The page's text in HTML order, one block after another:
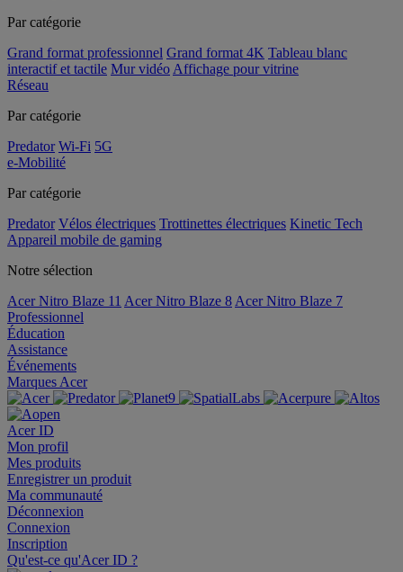
Par catégorie
Grand format professionnel Grand format 4K Tableau blanc
interactif et tactile Mur vidéo Affichage pour vitrine
Réseau
Par catégorie
Predator Wi-Fi 5G
e-Mobilité
Par catégorie
Predator Vélos électriques Trottinettes électriques Kinetic Tech
Appareil mobile de gaming
Notre sélection
Acer Nitro Blaze 11 Acer Nitro Blaze 8 Acer Nitro Blaze 7
Professionnel
Éducation
Assistance
Événements
Marques Acer
Acer ID
Mon profil
Mes produits
Enregistrer un produit
Ma communauté
Déconnexion
Connexion
Inscription
Qu'est-ce qu'Acer ID ?